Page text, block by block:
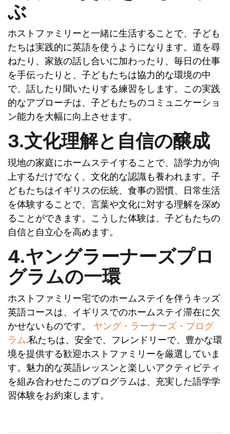
ぶ
ホストファミリーと一緒に生活することで、子ども
たちは実践的に英語を使うようになります。道を尋
ねたり、家族の話し合いに加わったり、毎日の仕事
を手伝ったりと、子どもたちは協力的な環境の中
で、話したり聞いたりする練習をします。この実践
的なアプローチは、子どもたちのコミュニケーショ
ン能力を大幅に向上させます。
3.文化理解と自信の醸成
現地の家庭にホームステイすることで、語学力が向
上するだけでなく、文化的な認識も養われます。子
どもたちはイギリスの伝統、食事の習慣、日常生活
を体験することで、言葉や文化に対する理解を深め
ることができます。こうした体験は、子どもたちの
自信と自立心を高めます。
4.ヤングラーナーズプロ
グラムの一環
ホストファミリー宅でのホームステイを伴うキッズ
英語コースは、イギリスでのホームステイ滞在に欠
かせないものです。 ヤング・ラーナーズ・プログ
ラム.私たちは、安全で、フレンドリーで、豊かな環
境を提供する歓迎ホストファミリーを厳選していま
す。魅力的な英語レッスンと楽しいアクティビティ
を組み合わせたこのプログラムは、充実した語学学
習体験をお約束します。